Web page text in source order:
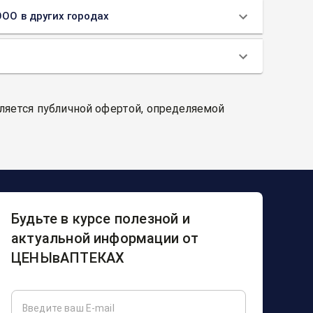
в других городах
публичной офертой, определяемой
Будьте в курсе полезной и
актуальной информации от
ЦЕНЫвАПТЕКАХ